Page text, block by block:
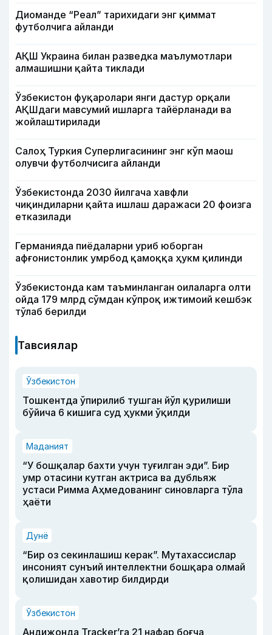
Диоманде “Реал” тарихидаги энг қиммат
футболчига айланди
АҚШ Украина билан разведка маълумотлари
алмашишни қайта тиклади
Ўзбекистон фуқаролари янги дастур орқали
АҚШдаги мавсумий ишларга тайёрланади ва
жойлаштирилади
Салоҳ Туркия Суперлигасининг энг кўп маош
олувчи футболчисига айланди
Ўзбекистонда 2030 йилгача хавфли
чиқиндиларни қайта ишлаш даражаси 20 фоизга
етказилади
Германияда пиёдаларни уриб юборган
афғонистонлик умрбод қамоққа ҳукм қилинди
Ўзбекистонда кам таъминланган оилаларга олти
ойда 179 млрд сўмдан кўпроқ ижтимоий кешбэк
тўлаб берилди
Тавсиялар
Ўзбекистон
Тошкентда ўпирилиб тушган йўл қурилиши
бўйича 6 кишига суд ҳукми ўқилди
Маданият
“У бошқалар бахти учун туғилган эди”. Бир
умр отасини кутган актриса ва дубльяж
устаси Римма Аҳмедованинг синовларга тўла
ҳаёти
Дунё
“Бир оз секинлашиш керак”. Мутахассислар
инсоният сунъий интеллектни бошқара олмай
қолишидан хавотир билдирди
Ўзбекистон
Андижонда Tracker’га 21 нафар боғча